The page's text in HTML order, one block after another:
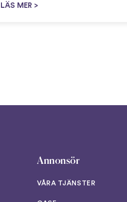
vara bra att definiera vad som menas…
LÄS MER >
Annonsör
VÅRA TJÄNSTER